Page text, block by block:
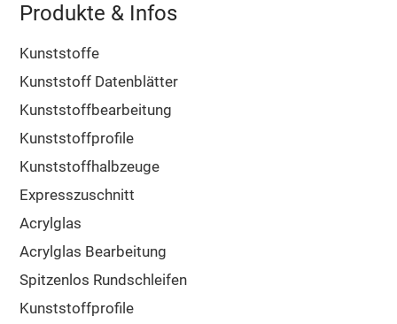
Produkte & Infos
Kunststoffe
Kunststoff Datenblätter
Kunststoffbearbeitung
Kunststoffprofile
Kunststoffhalbzeuge
Expresszuschnitt
Acrylglas
Acrylglas Bearbeitung
Spitzenlos Rundschleifen
Kunststoffprofile